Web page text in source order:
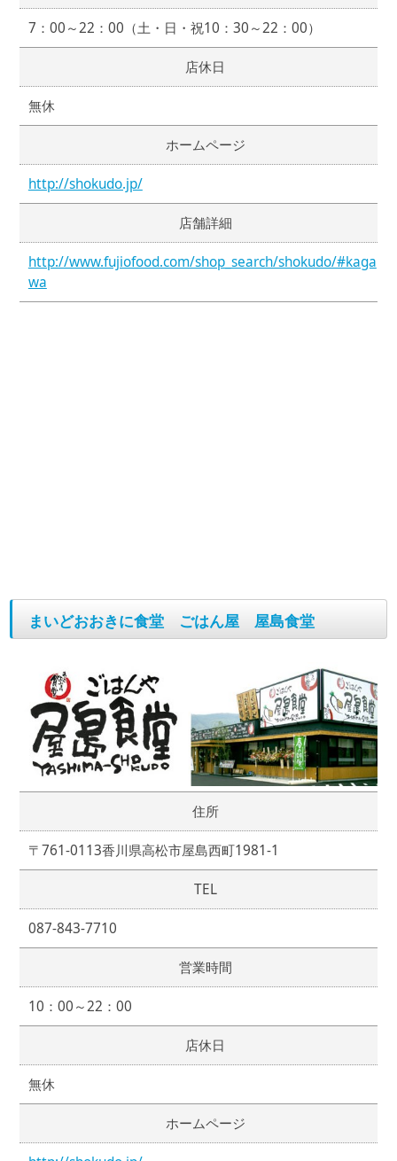
7：00～22：00（土・日・祝10：30～22：00）
店休日
無休
ホームページ
http://shokudo.jp/
店舗詳細
http://www.fujiofood.com/shop_search/shokudo/#kaga
wa
まいどおおきに食堂 ごはん屋 屋島食堂
住所
〒761-0113香川県高松市屋島西町1981-1
TEL
087-843-7710
営業時間
10：00～22：00
店休日
無休
ホームページ